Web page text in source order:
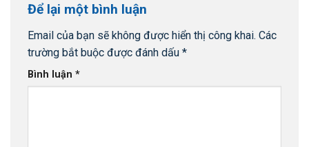
Để lại một bình luận
Email của bạn sẽ không được hiển thị công khai. Các
trường bắt buộc được đánh dấu *
Bình luận *